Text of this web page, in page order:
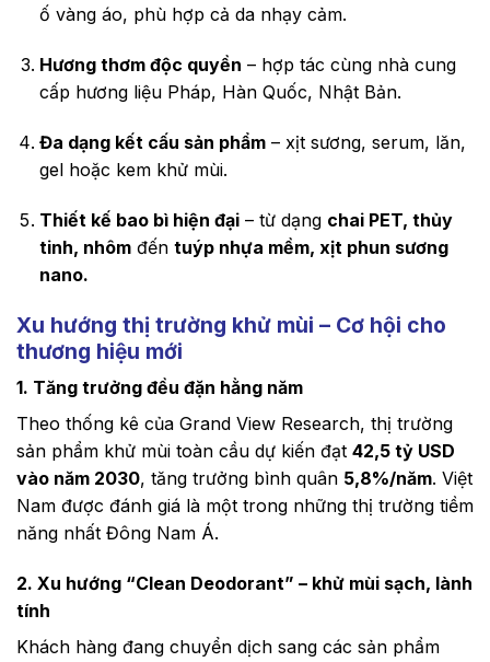
ố vàng áo, phù hợp cả da nhạy cảm.
Hương thơm độc quyền – hợp tác cùng nhà cung
cấp hương liệu Pháp, Hàn Quốc, Nhật Bản.
Đa dạng kết cấu sản phẩm– xịt sương, serum, lăn,
gel hoặc kem khử mùi.
Thiết kế bao bì hiện đại– từ dạng chai PET, thủy
tinh, nhômđến tuýp nhựa mềm, xịt phun sương
nano.
Xu hướng thị trường khử mùi – Cơ hội cho
thương hiệu mới
1. Tăng trưởng đều đặn hằng năm
Theo thống kê của Grand View Research, thị trường
sản phẩm khử mùi toàn cầu dự kiến đạt 42,5 tỷ USD
vào năm 2030, tăng trưởng bình quân 5,8%/năm. Việt
Nam được đánh giá là một trong những thị trường tiềm
năng nhất Đông Nam Á.
2. Xu hướng “Clean Deodorant” – khử mùi sạch, lành
tính
Khách hàng đang chuyển dịch sang các sản phẩm